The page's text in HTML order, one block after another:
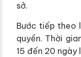
sở.
Bước tiếp theo
quyền. Thời
15 đến 20 ngày